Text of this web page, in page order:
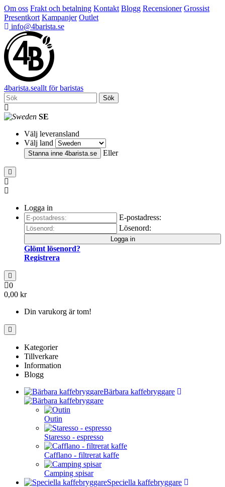
Om oss Frakt och betalning Kontakt Blogg Recensioner Grossist
Presentkort Kampanjer Outlet
info@4barista.se
4barista.seallt för baristas
Sök
SE
Välj leveransland
Välj land
Stanna inne 4barista.se Eller
Logga in
E-postadress:
Lösenord:
Logga in
Glömt lösenord?
Registrera
0
0,00 kr
Din varukorg är tom!
Kategorier
Tillverkare
Information
Blogg
Bärbara kaffebryggare
Outin
Staresso - espresso
Cafflano - filtrerat kaffe
Camping spisar
Speciella kaffebryggare